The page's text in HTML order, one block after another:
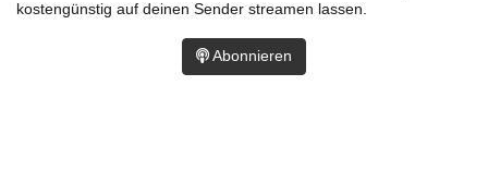
kostengünstig auf deinen Sender streamen lassen.
Abonnieren